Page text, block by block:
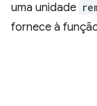
uma unidade
fornece à